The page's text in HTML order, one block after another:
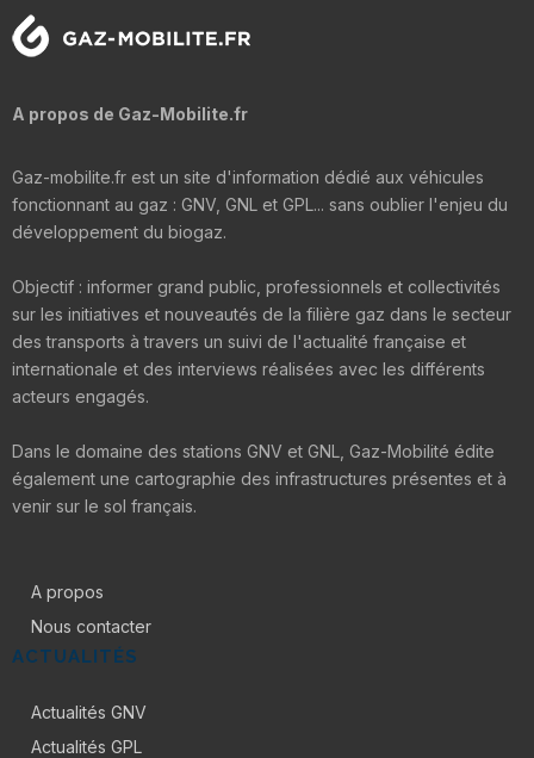
A propos de Gaz-Mobilite.fr
Gaz-mobilite.fr est un site d'information dédié aux véhicules
fonctionnant au gaz : GNV, GNL et GPL... sans oublier l'enjeu du
développement du biogaz.
Objectif : informer grand public, professionnels et collectivités
sur les initiatives et nouveautés de la filière gaz dans le secteur
des transports à travers un suivi de l'actualité française et
internationale et des interviews réalisées avec les différents
acteurs engagés.
Dans le domaine des stations GNV et GNL, Gaz-Mobilité édite
également une cartographie des infrastructures présentes et à
venir sur le sol français.
A propos
Nous contacter
ACTUALITÉS
Actualités GNV
Actualités GPL